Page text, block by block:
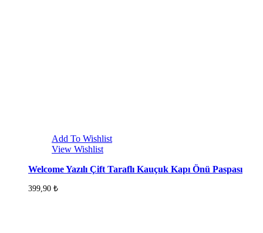
Add To Wishlist
View Wishlist
Welcome Yazılı Çift Taraflı Kauçuk Kapı Önü Paspası
399,90 ₺